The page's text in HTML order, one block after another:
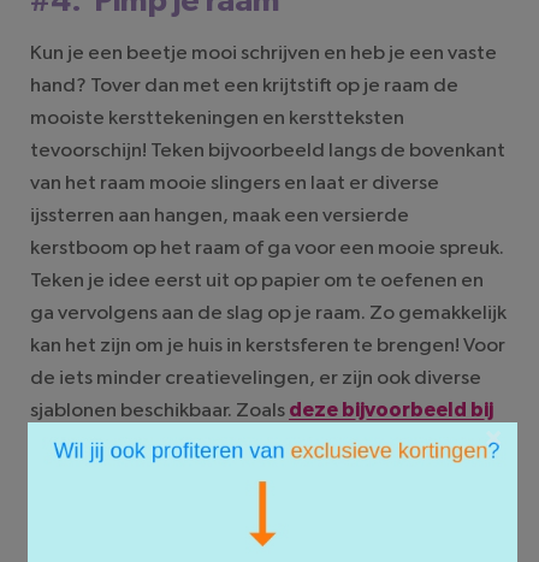
Kun je een beetje mooi schrijven en heb je een vaste
hand? Tover dan met een krijtstift op je raam de
mooiste kersttekeningen en kerstteksten
tevoorschijn! Teken bijvoorbeeld langs de bovenkant
van het raam mooie slingers en laat er diverse
ijssterren aan hangen, maak een versierde
kerstboom op het raam of ga voor een mooie spreuk.
Teken je idee eerst uit op papier om te oefenen en
ga vervolgens aan de slag op je raam. Zo gemakkelijk
kan het zijn om je huis in kerstsferen te brengen! Voor
de iets minder creatievelingen, er zijn ook diverse
sjablonen beschikbaar. Zoals deze bijvoorbeeld bij
HEMA.
×